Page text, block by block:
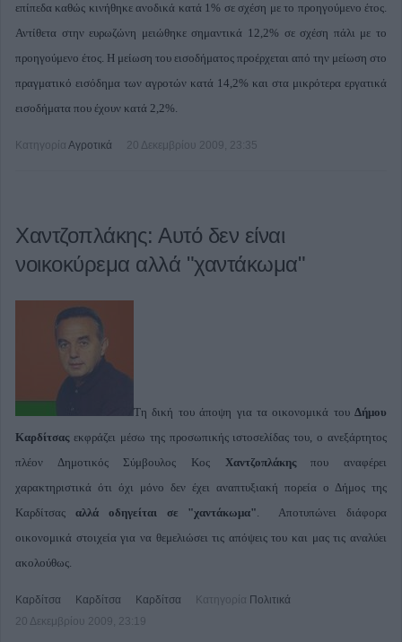
επίπεδα καθώς κινήθηκε ανοδικά κατά 1% σε σχέση με το προηγούμενο έτος.
Αντίθετα στην ευρωζώνη μειώθηκε σημαντικά 12,2% σε σχέση πάλι με το
προηγούμενο έτος. Η μείωση του εισοδήματος προέρχεται από την μείωση στο
πραγματικό εισόδημα των αγροτών κατά 14,2% και στα μικρότερα εργατικά
εισοδήματα που έχουν κατά 2,2%.
Κατηγορία Αγροτικά 20 Δεκεμβρίου 2009, 23:35
Χαντζοπλάκης: Αυτό δεν είναι
νοικοκύρεμα αλλά "χαντάκωμα"
Τη δική του άποψη για τα οικονομικά του Δήμου
Καρδίτσαςεκφράζει μέσω της προσωπικής ιστοσελίδας του, ο ανεξάρτητος
πλέον Δημοτικός Σύμβουλος Κος Χαντζοπλάκηςπου αναφέρει
χαρακτηριστικά ότι όχι μόνο δεν έχει αναπτυξιακή πορεία ο Δήμος της
Καρδίτσας αλλά οδηγείται σε "χαντάκωμα". Αποτυπώνει διάφορα
οικονομικά στοιχεία για να θεμελιώσει τις απόψεις του και μας τις αναλύει
ακολούθως.
Καρδίτσα Καρδίτσα Καρδίτσα Κατηγορία Πολιτικά
20 Δεκεμβρίου 2009, 23:19